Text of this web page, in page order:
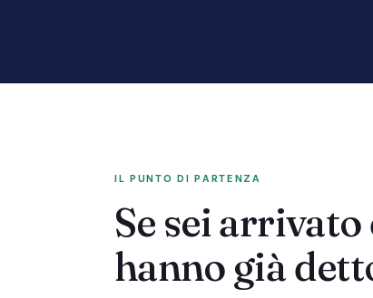
IL PUNTO DI PARTENZA
Se sei
hanno già